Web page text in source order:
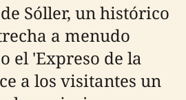
Sóller, un histórico
a menudo
el 'Expreso de la
a los visitantes un